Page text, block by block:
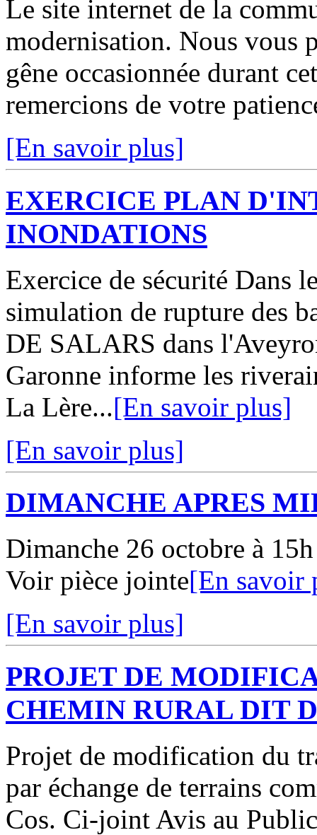
Le site internet de la
modernisation. Nous vous
gêne occasionnée durant
remercions de votre
[En savoir plus]
EXERCICE PLAN
INONDATIONS
Exercice de sécurité Dans
simulation de rupture des
DE SALARS dans
Garonne informe les
La Lère...[En savoir plus]
[En savoir plus]
DIMANCHE APRES
Dimanche 26 octobre à
Voir pièce jointe[En savoir
[En savoir plus]
PROJET DE
CHEMIN RURAL DIT
Projet de modification du
par échange de terrains
Cos. Ci-joint Avis au Public